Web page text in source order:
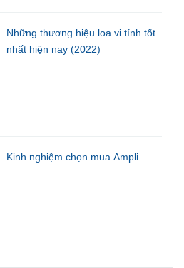
Những thương hiệu loa vi tính tốt
nhất hiện nay (2022)
Kinh nghiệm chọn mua Ampli